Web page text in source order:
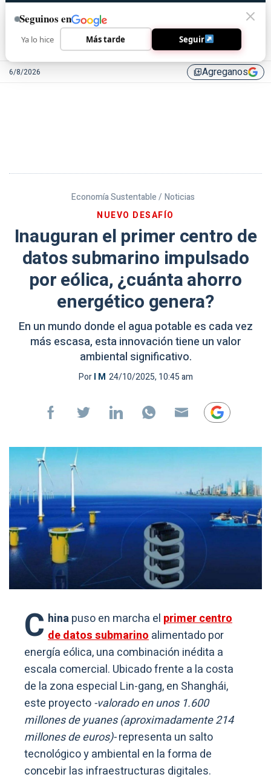
6/8/2026 library_addAgreganos
Economía Sustentable / Noticias
NUEVO DESAFÍO
Inauguran el primer centro de
datos submarino impulsado
por eólica, ¿cuánta ahorro
energético genera?
En un mundo donde el agua potable es cada vez
más escasa, esta innovación tiene un valor
ambiental significativo.
PorI M 24/10/2025, 10:45 am
C hinapuso en marcha el primer centro
de datos submarinoalimentado por
energía eólica, una combinación inédita a
escala comercial. Ubicado frente a la costa
de la zona especial Lin-gang, en Shanghái,
este proyecto-valorado en unos 1.600
millones de yuanes (aproximadamente 214
millones de euros)-representa un salto
tecnológico y ambiental en la forma de
concebir las infraestructuras digitales.
Seguinos en
Ya lo hice Más tarde Seguir